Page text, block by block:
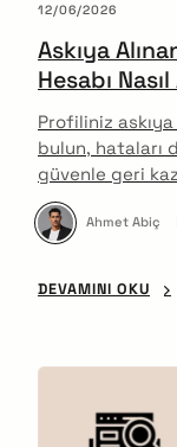
12/06/2026
Askıya
Hesabı Nasıl
Profiliniz askıya
bulun, hataları
güvenle geri
Ahmet Abiç
DEVAMINI OKU